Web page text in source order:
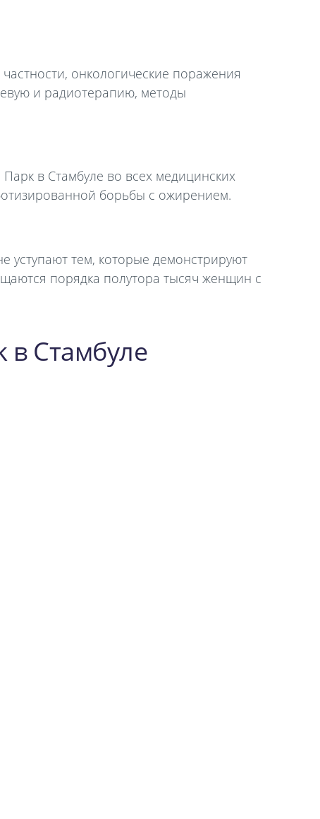
онкологические поражения
и радиотерапию, методы
в Стамбуле во всех медицинских
борьбы с ожирением.
уступают тем, которые демонстрируют
порядка полутора тысяч женщин с
в Стамбуле